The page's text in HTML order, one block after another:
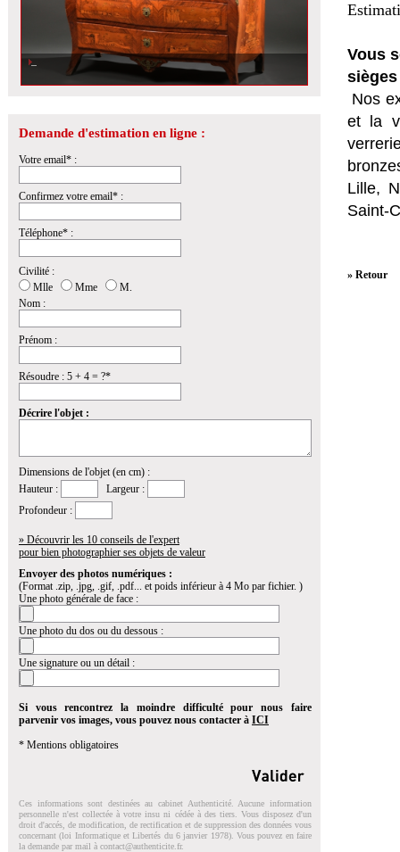
Demande d'estimation en ligne :
Votre email* :
Confirmez votre email* :
Téléphone* :
Civilité :
Mlle
Mme
M.
Nom :
Prénom :
Résoudre : 5 + 4 = ?*
Décrire l'objet :
Dimensions de l'objet (en cm) :
Hauteur :
Largeur :
Profondeur :
» Découvrir les 10 conseils de l'expert
pour bien photographier ses objets de valeur
Envoyer des photos numériques :
(Format .zip, .jpg, .gif, .pdf... et poids inférieur à 4 Mo par fichier. )
Une photo générale de face :
Une photo du dos ou du dessous :
Une signature ou un détail :
Si vous rencontrez la moindre difficulté pour nous faire
parvenir vos images, vous pouvez nous contacter à ICI
* Mentions obligatoires
Ces informations sont destinées au cabinet Authenticité. Aucune information
personnelle n'est collectée à votre insu ni cédée à des tiers. Vous disposez d'un
droit d'accés, de modification, de rectification et de suppression des données vous
concernant (loi Informatique et Libertés du 6 janvier 1978). Vous pouvez en faire
la demande par mail à contact@authenticite.fr.
Vous
Nos
et la
Lille,
Saint-
» Retour